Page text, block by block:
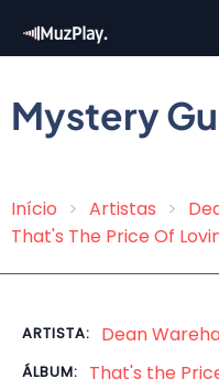
para
conteúdo
principal
Mystery
Trilha
Início Artistas
That's The Price Of
ARTISTA: Dean
ÁLBUM: That's the